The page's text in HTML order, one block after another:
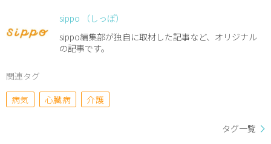
sippo （しっぽ）
sippo編集部が独自に取材した記事など、オリジナル
の記事です。
関連タグ
病気
心臓病 介護
タグ一覧